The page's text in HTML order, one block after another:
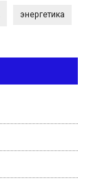
энергетика